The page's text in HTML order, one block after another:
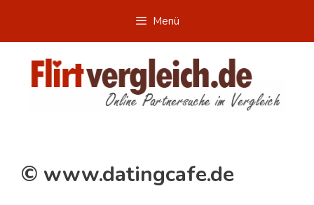
springen
Menü
© www.datingcafe.de